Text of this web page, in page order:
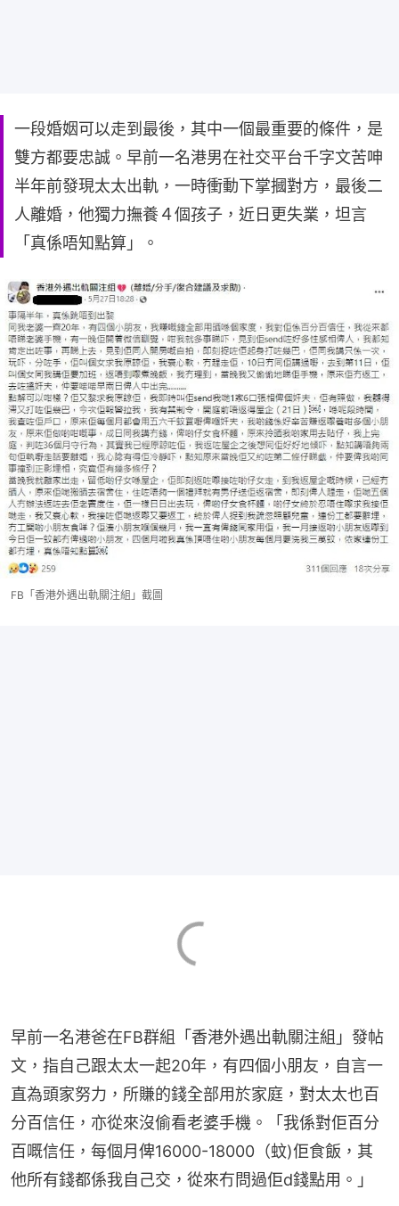
一段婚姻可以走到最後，其中一個最重要的條件，是
雙方都要忠誠。早前一名港男在社交平台千字文苦呻
半年前發現太太出軌，一時衝動下掌摑對方，最後二
人離婚，他獨力撫養４個孩子，近日更失業，坦言
「真係唔知點算」。
FB「香港外遇出軌關注組」截圖
早前一名港爸在FB群組「香港外遇出軌關注組」發帖
文，指自己跟太太一起20年，有四個小朋友，自言一
直為頭家努力，所賺的錢全部用於家庭，對太太也百
分百信任，亦從來沒偷看老婆手機。「我係對佢百分
百嘅信任，每個月俾16000-18000（蚊)佢食飯，其
他所有錢都係我自己交，從來冇問過佢d錢點用。」